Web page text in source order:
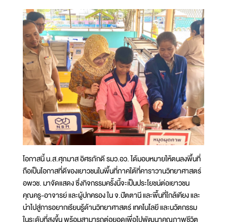
โอกาสนี้ น.ส.ศุภมาส อิศรภักดี รมว.อว. ได้มอบหมายให้ตนลงพื้นที่
ถือเป็นโอกาสที่ดีของเยาวชนในพื้นที่ภาคใต้ที่คาราวานวิทยาศาสตร์
อพวช. มาจัดแสดง ซึ่งกิจกรรมครั้งนี้จะเป็นประโยชน์ต่อเยาวชน
คุณครู-อาจารย์ และผู้ปกครอง ใน จ.ปัตตานี และพื้นที่ใกล้เคียง และ
นำไปสู่การอยากเรียนรู้ด้านวิทยาศาสตร์ เทคโนโลยี และนวัตกรรม
ในระดับที่สูงขึ้น พร้อมสามารถต่อยอดเพื่อไปพัฒนาคุณภาพชีวิต